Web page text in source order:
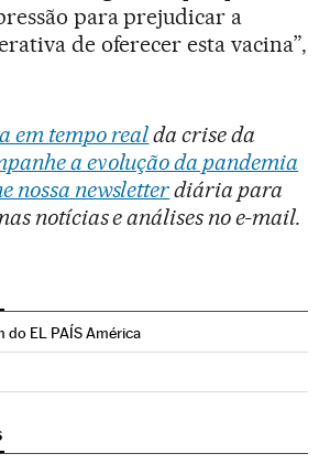
para prejudicar a
de oferecer esta vacina”,
em tempo realda crise da
a evolução da pandemia
nossa newsletterdiária para
notícias e análises no e-mail.
do EL PAÍS América
en Instagram
Brasil en Twitter
País Brasil en Facebook